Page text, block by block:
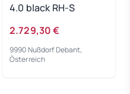
4.0 black RH-S
2.729,30 €
9990 Nußdorf Debant,
Österreich